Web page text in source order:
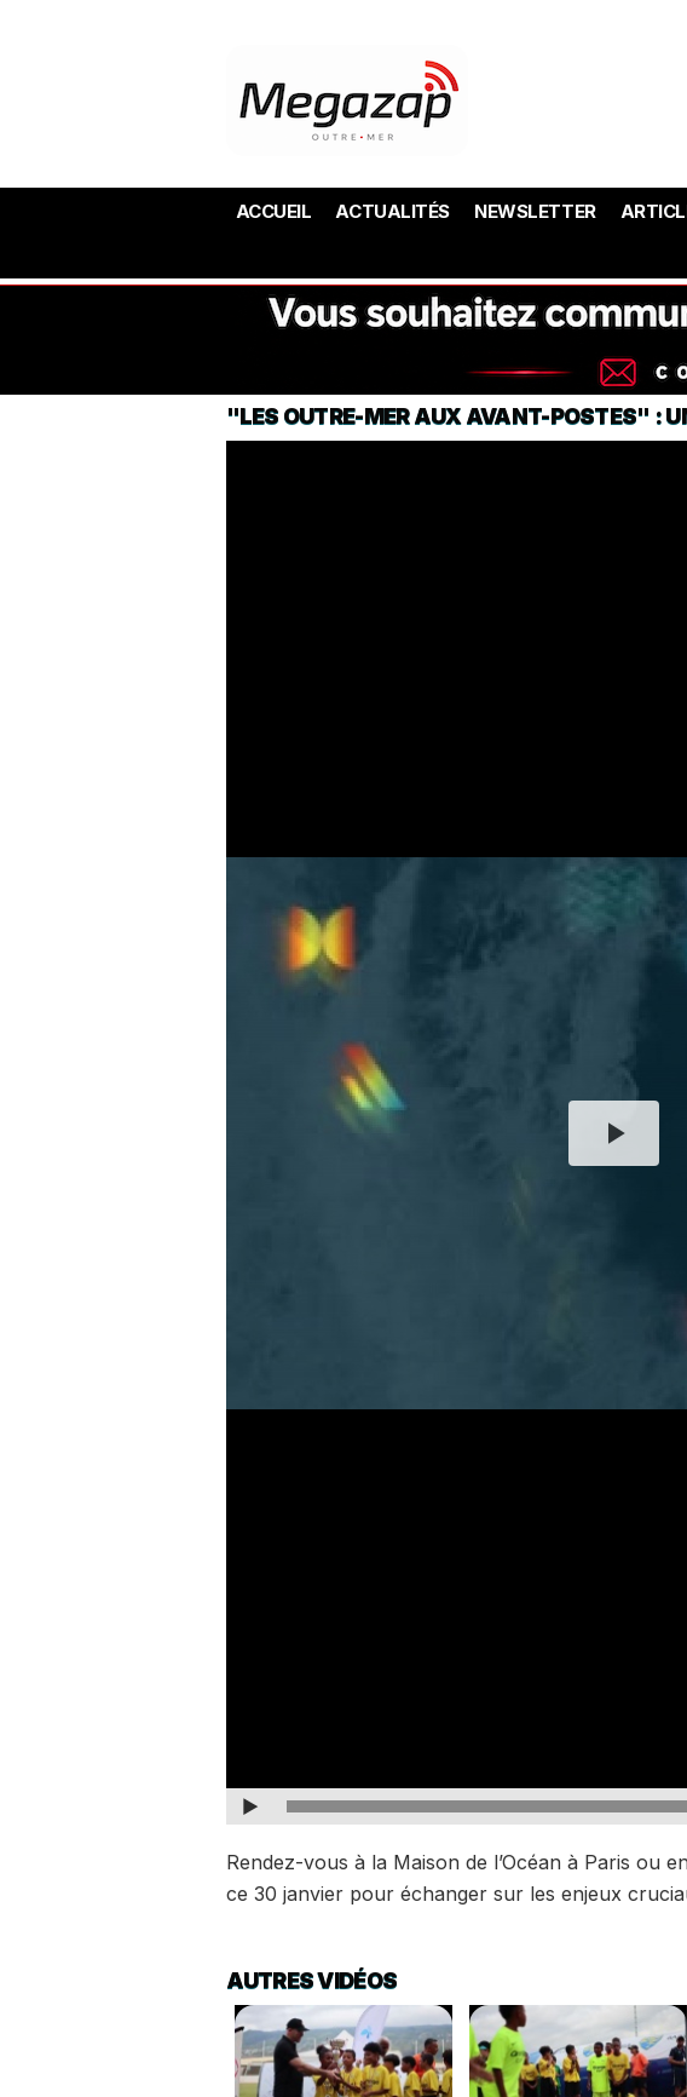
ACCUEIL ACTUALITÉS NEWSLETTER
"LES OUTRE-MER AUX AVANT-POSTES" :
Rendez-vous à la Maison de l’Océan à Paris ou
ce 30 janvier pour échanger sur les enjeux
AUTRES VIDÉOS